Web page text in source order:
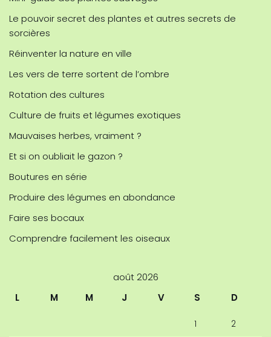
Le pouvoir secret des plantes et autres secrets de
sorcières
Réinventer la nature en ville
Les vers de terre sortent de l’ombre
Rotation des cultures
Culture de fruits et légumes exotiques
Mauvaises herbes, vraiment ?
Et si on oubliait le gazon ?
Boutures en série
Produire des légumes en abondance
Faire ses bocaux
Comprendre facilement les oiseaux
août 2026
L
M M J V S D
1 2